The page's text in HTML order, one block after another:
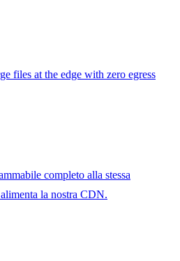
files at the edge with zero egress
completo alla stessa
la nostra CDN.